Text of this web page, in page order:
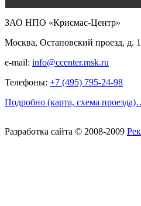
ЗАО НПО «Крисмас-Центр»
Москва, Остаповский проезд, д.
e-mail: info@ccenter.msk.ru
Телефоны: +7 (495) 795-24-98
Подробно (карта, схема
Разработка сайта © 2008-2009